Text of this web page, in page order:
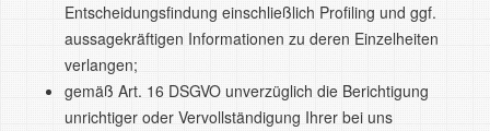
Entscheidungsfindung einschließlich Profiling und ggf.
aussagekräftigen Informationen zu deren Einzelheiten
verlangen;
gemäß Art. 16 DSGVO unverzüglich die Berichtigung
unrichtiger oder Vervollständigung Ihrer bei uns